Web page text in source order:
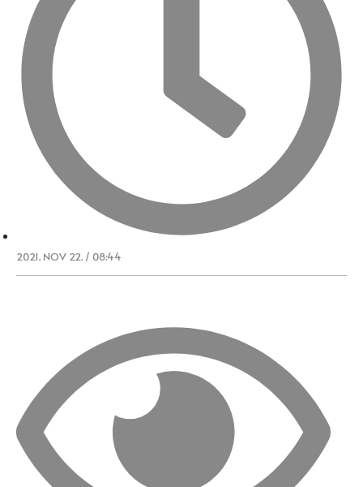
2021. NOV 22. / 08:44